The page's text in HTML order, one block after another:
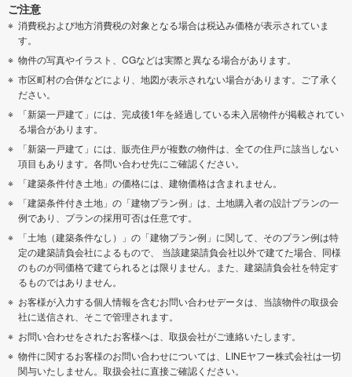
ご注意
消費税および地方消費税の対象となる場合は税込み価格が表示されていま
す。
物件の写真やイラスト、CGなどは実際と異なる場合があります。
市区町村の合併などにより、地図が表示されない場合があります。ご了承く
ださい。
「新築一戸建て」には、完成後1年を経過している未入居物件が掲載されてい
る場合があります。
「新築一戸建て」には、販売住戸が複数の物件は、全ての住戸に該当しない
項目もあります。各問い合わせ先にご確認ください。
「建築条件付き土地」の価格には、建物価格は含まれません。
「建築条件付き土地」の「建物プラン例」は、土地購入者の設計プランの一
例であり、プランの採用可否は任意です。
「土地（建築条件なし）」の「建物プラン例」に関して、そのプラン例は特
定の建築請負会社によるもので、 当該建築請負会社以外で建てた場合、同様
のものが同価格で建てられるとは限りません。また、建築請負会社を特定す
るものではありません。
お客様が入力する個人情報を含むお問い合わせデータは、当該物件の取扱会
社に送信され、そこで管理されます。
お問い合わせをされたお客様へは、取扱会社がご連絡いたします。
物件に関するお客様のお問い合わせについては、LINEヤフー株式会社は一切
関与いたしません。取扱会社に直接ご確認ください。